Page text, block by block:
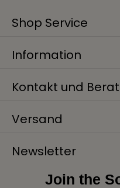
Kontakt und
Versand
Newsletter
Join the
Shop Service
Information